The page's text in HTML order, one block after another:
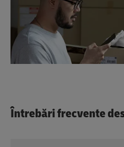
Întrebări frecvente